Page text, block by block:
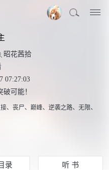
昭花茜拾
07:27:03
破可能！
、 丧尸、 巅峰、 逆袭之路、 无限、
录 听 书